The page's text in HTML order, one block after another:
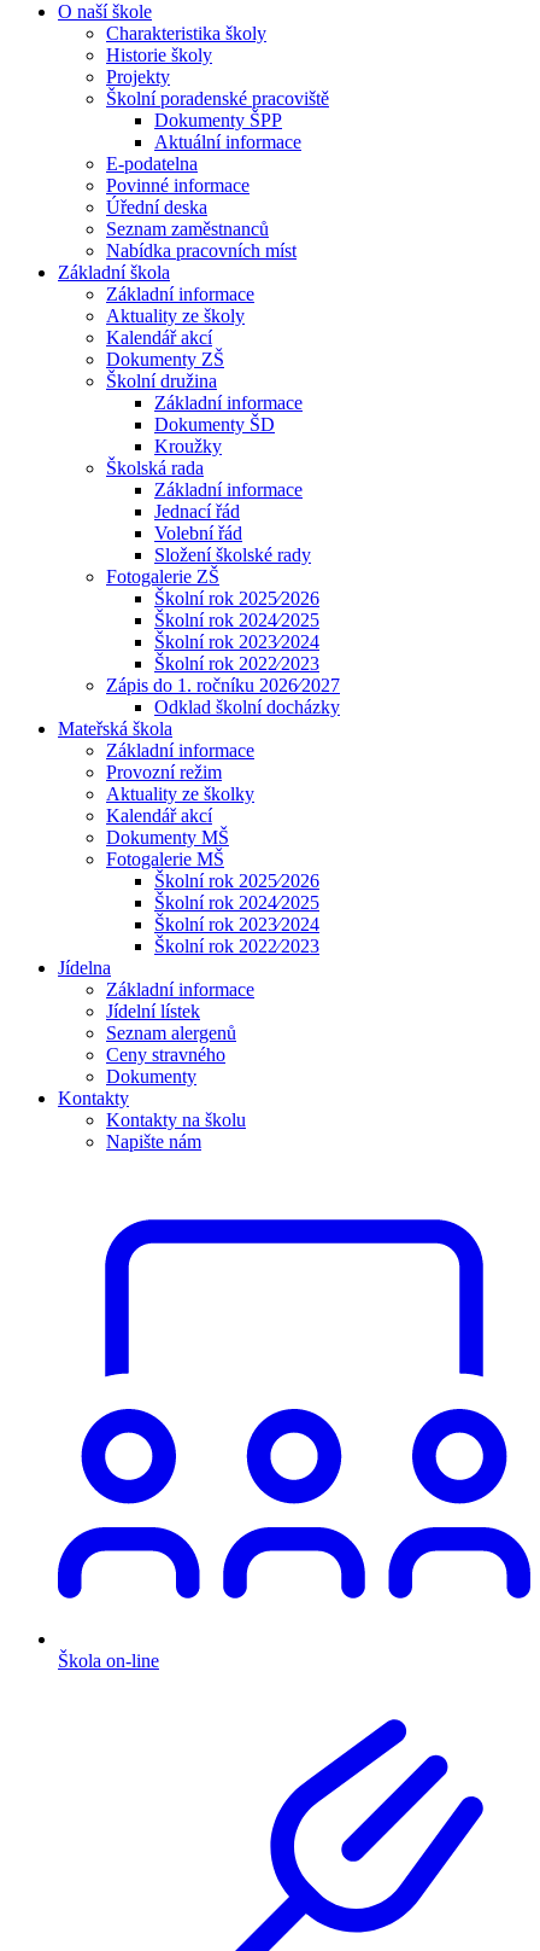
O naší škole
Charakteristika školy
Historie školy
Projekty
Školní poradenské pracoviště
Dokumenty ŠPP
Aktuální informace
E-podatelna
Povinné informace
Úřední deska
Seznam zaměstnanců
Nabídka pracovních míst
Základní škola
Základní informace
Aktuality ze školy
Kalendář akcí
Dokumenty ZŠ
Školní družina
Základní informace
Dokumenty ŠD
Kroužky
Školská rada
Základní informace
Jednací řád
Volební řád
Složení školské rady
Fotogalerie ZŠ
Školní rok 2025⁄2026
Školní rok 2024⁄2025
Školní rok 2023⁄2024
Školní rok 2022⁄2023
Zápis do 1. ročníku 2026⁄2027
Odklad školní docházky
Mateřská škola
Základní informace
Provozní režim
Aktuality ze školky
Kalendář akcí
Dokumenty MŠ
Fotogalerie MŠ
Školní rok 2025⁄2026
Školní rok 2024⁄2025
Školní rok 2023⁄2024
Školní rok 2022⁄2023
Jídelna
Základní informace
Jídelní lístek
Seznam alergenů
Ceny stravného
Dokumenty
Kontakty
Kontakty na školu
Napište nám
Škola on-line